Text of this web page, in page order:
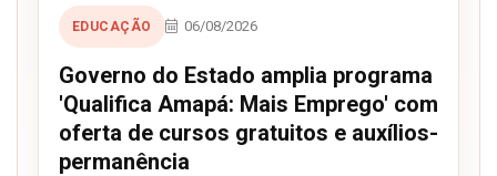
EDUCAÇÃO 06/08/2026
Governo do Estado amplia programa
'Qualifica Amapá: Mais Emprego' com
oferta de cursos gratuitos e auxílios-
permanência